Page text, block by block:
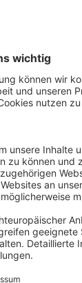
Ort
Das